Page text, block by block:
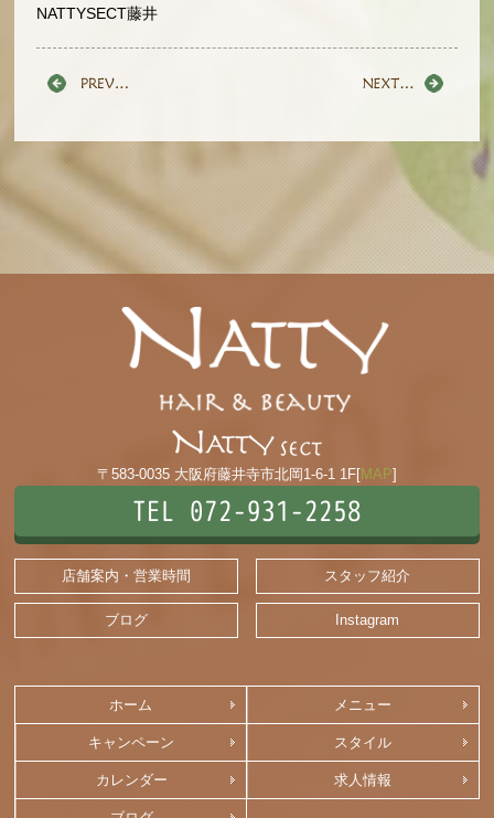
NATTYSECT藤井
〒583-0035 大阪府藤井寺市北岡1-6-1 1F[MAP]
TEL 072-931-2258
店舗案内・営業時間 スタッフ紹介
ブログ Instagram
ホーム メニュー
キャンペーン スタイル
カレンダー 求人情報